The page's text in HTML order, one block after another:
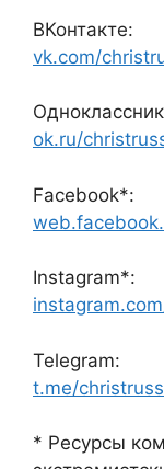
ВКонтакте:
vk.com/
ok.ru/
Facebook*:
Instagram*:
Telegram:
t.me/
* Ресурсы